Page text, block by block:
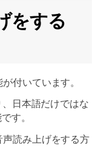
をする
付いています。
日本語だけではな
す。
読み上げをする方